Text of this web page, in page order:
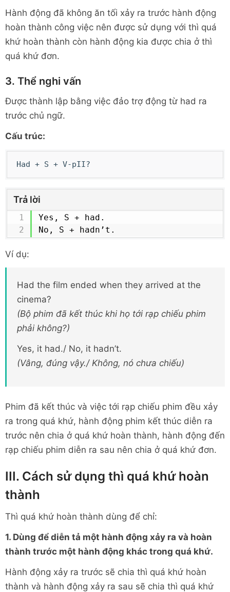
Hành động đã không ăn tối xảy ra trước hành động
hoàn thành công việc nên được sử dụng với thì quá
khứ hoàn thành còn hành động kia được chia ở thì
quá khứ đơn.
3. Thể nghi vấn
Được thành lập bằng việc đảo trợ động từ had ra
trước chủ ngữ.
Cấu trúc:
Had + S + V-pII?
Trả lời
Yes, S + had.
No, S + hadn’t.
Ví dụ:
Had the film ended when they arrived at the
cinema?
(Bộ phim đã kết thúc khi họ tới rạp chiếu phim
phải không?)
Yes, it had./ No, it hadn’t.
(Vâng, đúng vậy./ Không, nó chưa chiếu)
Phim đã kết thúc và việc tới rạp chiếu phim đều xảy
ra trong quá khứ, hành động phim kết thúc diễn ra
trước nên chia ở quá khứ hoàn thành, hành động đến
rạp chiếu phim diễn ra sau nên chia ở quá khứ đơn.
III. Cách sử dụng thì quá khứ hoàn
thành
Thì quá khứ hoàn thành dùng để chỉ:
1. Dùng để diễn tả một hành động xảy ra và hoàn
thành trước một hành động khác trong quá khứ.
Hành động xảy ra trước sẽ chia thì quá khứ hoàn
thành và hành động xảy ra sau sẽ chia thì quá khứ